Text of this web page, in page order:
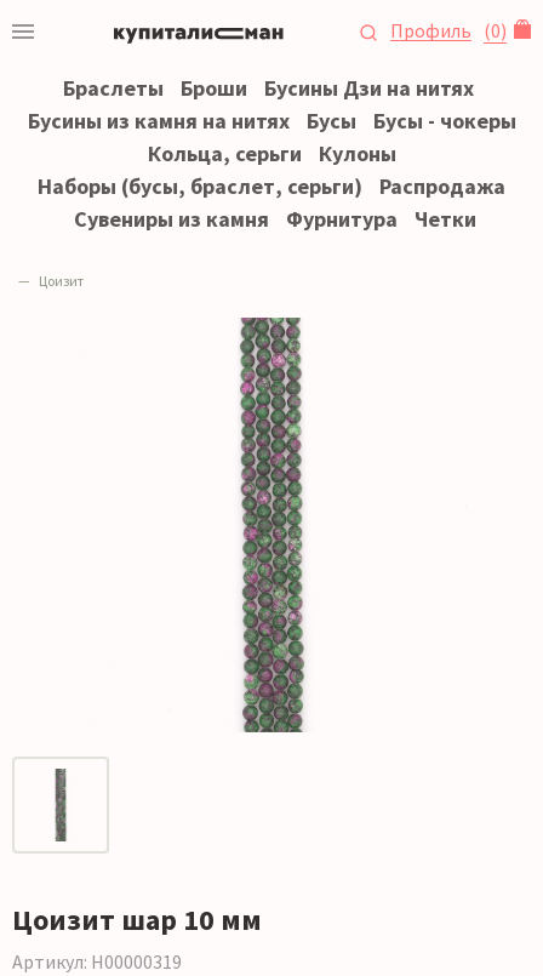
Профиль (0)
Браслеты Броши
Бусины Дзи на нитях
Бусины из камня на нитях
Бусы
Бусы - чокеры
Кольца, серьги
Кулоны
Наборы (бусы, браслет, серьги)
Распродажа
Сувениры из камня
Фурнитура Четки
Цоизит
Цоизит шар 10 мм
Артикул: Н00000319